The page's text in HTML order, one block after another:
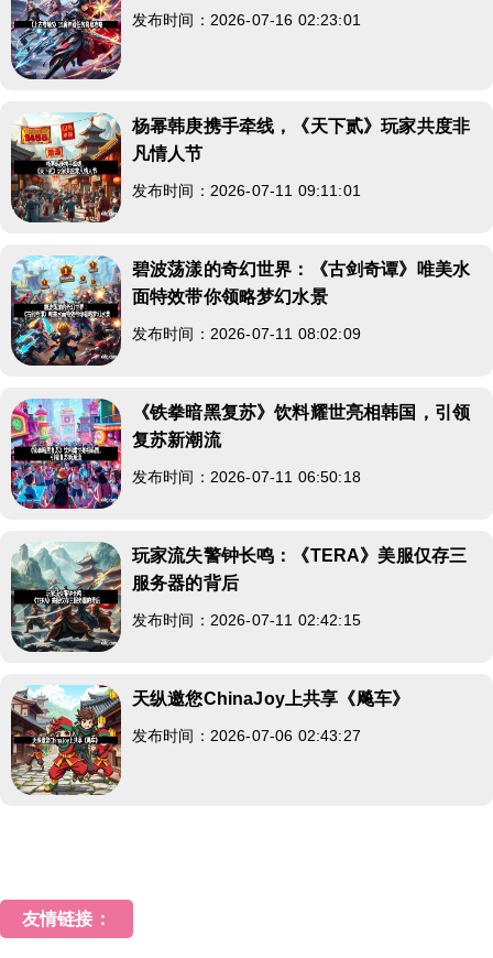
发布时间：2026-07-16 02:23:01
杨幂韩庚携手牵线，《天下贰》玩家共度非
凡情人节
发布时间：2026-07-11 09:11:01
碧波荡漾的奇幻世界：《古剑奇谭》唯美水
面特效带你领略梦幻水景
发布时间：2026-07-11 08:02:09
《铁拳暗黑复苏》饮料耀世亮相韩国，引领
复苏新潮流
发布时间：2026-07-11 06:50:18
玩家流失警钟长鸣：《TERA》美服仅存三
服务器的背后
发布时间：2026-07-11 02:42:15
天纵邀您ChinaJoy上共享《飚车》
发布时间：2026-07-06 02:43:27
友情链接：